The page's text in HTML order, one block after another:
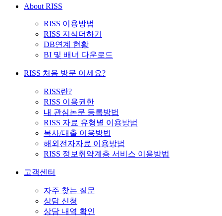
About RISS
RISS 이용방법
RISS 지식더하기
DB연계 현황
BI 및 배너 다운로드
RISS 처음 방문 이세요?
RISS란?
RISS 이용권한
내 관심논문 등록방법
RISS 자료 유형별 이용방법
복사/대출 이용방법
해외전자자료 이용방법
RISS 정보취약계층 서비스 이용방법
고객센터
자주 찾는 질문
상담 신청
상담 내역 확인